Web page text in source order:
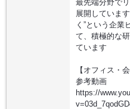
最先端分野で
展開していま
く”という企業
て、積極的な
ています
【オフィス・
参考動画
https://